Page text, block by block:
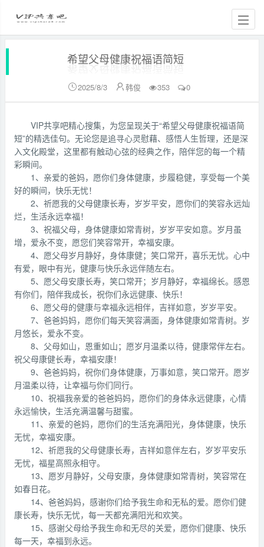
希望父母健康祝福语简短
2025/8/3 韩俊 353 0
VIP共享吧精心搜集，为您呈现关于“希望父母健康祝福语简
短”的精选佳句。无论您是追寻心灵慰藉、感悟人生哲理，还是深
入文化殿堂，这里都有触动心弦的经典之作，陪伴您的每一个精
彩瞬间。
1、亲爱的爸妈，愿你们身体健康，步履稳健，享受每一个美
好的瞬间，快乐无忧！
2、祈愿我的父母健康长寿，岁岁平安，愿你们的笑容永远灿
烂，生活永远幸福！
3、祝福父母，身体健康如常青树，岁岁平安如意。岁月虽
增，爱永不变，愿您们笑容常开，幸福安康。
4、愿父母岁月静好，身体康健；笑口常开，喜乐无忧。心中
有爱，眼中有光，健康与快乐永远伴随左右。
5、愿父母安康长寿，笑口常开；岁月静好，幸福绵长。感恩
有你们，陪伴我成长，祝你们永远健康、快乐！
6、愿父母的健康与幸福永远相伴，吉祥如意，岁岁平安。
7、爸爸妈妈，愿你们每天笑容满面，身体健康如常青树。岁
月悠长，爱永不变。
8、父母如山，恩重如山；愿岁月温柔以待，健康常伴左右。
祝父母康健长寿，幸福安康！
9、爸爸妈妈，祝你们身体健康，万事如意，笑口常开。愿岁
月温柔以待，让幸福与你们同行。
10、祝福我亲爱的爸爸妈妈，愿你们的身体永远健康，心情
永远愉快，生活充满温馨与甜蜜。
11、亲爱的爸妈，愿你们的生活充满阳光，身体健康，快乐
无忧，幸福安康。
12、祈愿我的父母健康长寿，吉祥如意伴左右，岁岁平安乐
无忧，福星高照永相守。
13、愿岁月静好，父母安康，身体健康如常青树，笑容常在
如春日花。
14、爸爸妈妈，感谢你们给予我生命和无私的爱。愿你们健
康长寿，快乐无忧，每一天都充满阳光和欢笑。
15、感谢父母给予我生命和无尽的关爱，愿你们健康、快乐
每一天，幸福到永远。